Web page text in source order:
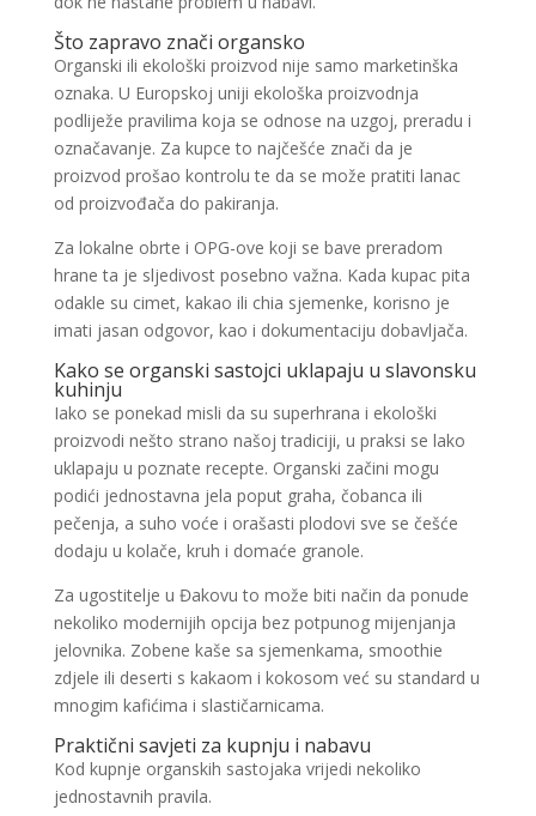
Što zapravo znači organsko
Organski ili ekološki proizvod nije samo marketinška
oznaka. U Europskoj uniji ekološka proizvodnja
podliježe pravilima koja se odnose na uzgoj, preradu i
označavanje. Za kupce to najčešće znači da je
proizvod prošao kontrolu te da se može pratiti lanac
od proizvođača do pakiranja.
Za lokalne obrte i OPG-ove koji se bave preradom
hrane ta je sljedivost posebno važna. Kada kupac pita
odakle su cimet, kakao ili chia sjemenke, korisno je
imati jasan odgovor, kao i dokumentaciju dobavljača.
Kako se organski sastojci uklapaju u slavonsku
kuhinju
Iako se ponekad misli da su superhrana i ekološki
proizvodi nešto strano našoj tradiciji, u praksi se lako
uklapaju u poznate recepte. Organski začini mogu
podići jednostavna jela poput graha, čobanca ili
pečenja, a suho voće i orašasti plodovi sve se češće
dodaju u kolače, kruh i domaće granole.
Za ugostitelje u Đakovu to može biti način da ponude
nekoliko modernijih opcija bez potpunog mijenjanja
jelovnika. Zobene kaše sa sjemenkama, smoothie
zdjele ili deserti s kakaom i kokosom već su standard u
mnogim kafićima i slastičarnicama.
Praktični savjeti za kupnju i nabavu
Kod kupnje organskih sastojaka vrijedi nekoliko
jednostavnih pravila.